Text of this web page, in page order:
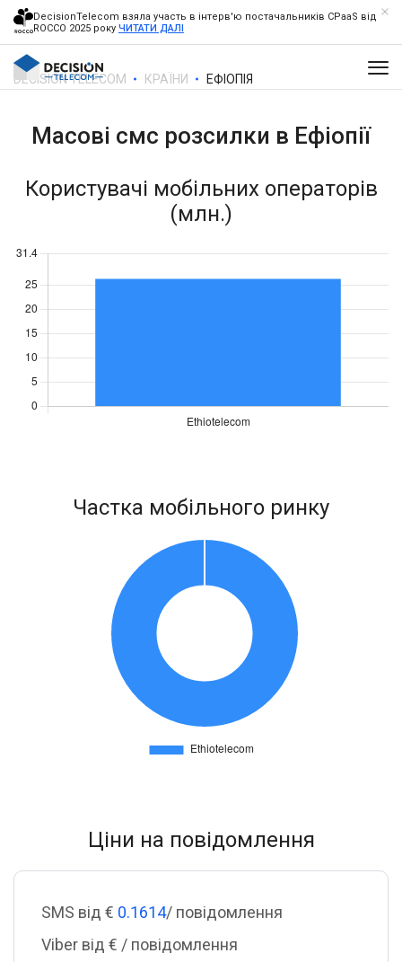
DecisionTelecom взяла участь в інтерв'ю постачальників CPaaS від
ROCCO 2025 року ЧИТАТИ ДАЛІ
DECISION TELECOM КРАЇНИ ЕФІОПІЯ
Масові смс розсилки в Ефіопії
Користувачі мобільних операторів
(млн.)
Частка мобільного ринку
Ціни на повідомлення
SMS від € 0.1614/ повідомлення
Viber від € / повідомлення